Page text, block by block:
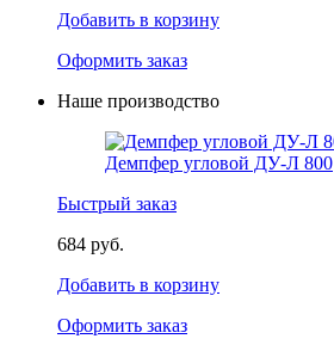
Добавить в корзину
Оформить заказ
Наше производство
Демпфер угловой ДУ-Л 800
Быстрый заказ
684 руб.
Добавить в корзину
Оформить заказ